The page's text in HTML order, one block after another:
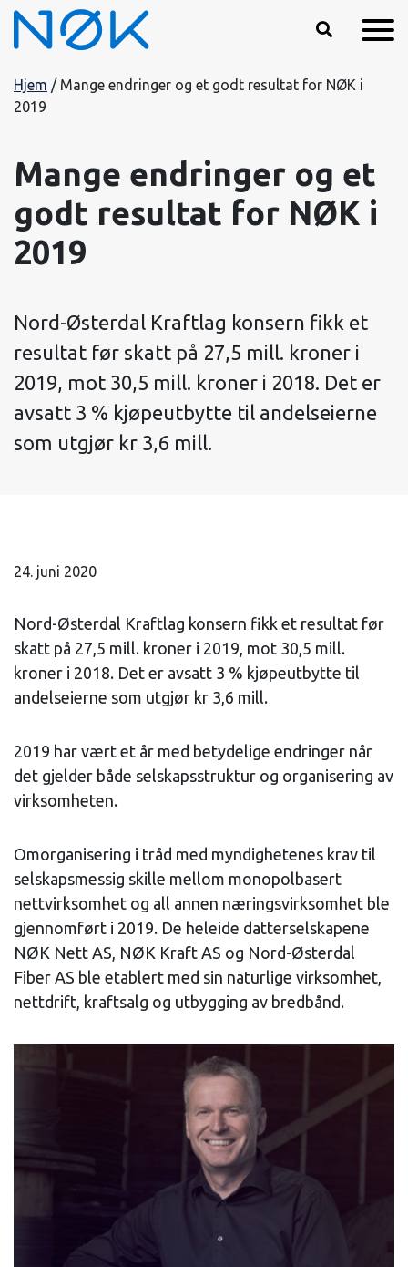
Hopp til hovedinnhold
Hjem / Mange endringer og et godt resultat for NØK i
2019
Mange endringer og et
godt resultat for NØK i
2019
Nord-Østerdal Kraftlag konsern fikk et
resultat før skatt på 27,5 mill. kroner i
2019, mot 30,5 mill. kroner i 2018. Det er
avsatt 3 % kjøpeutbytte til andelseierne
som utgjør kr 3,6 mill.
24. juni 2020
Nord-Østerdal Kraftlag konsern fikk et resultat før
skatt på 27,5 mill. kroner i 2019, mot 30,5 mill.
kroner i 2018. Det er avsatt 3 % kjøpeutbytte til
andelseierne som utgjør kr 3,6 mill.
2019 har vært et år med betydelige endringer når
det gjelder både selskapsstruktur og organisering av
virksomheten.
Omorganisering i tråd med myndighetenes krav til
selskapsmessig skille mellom monopolbasert
nettvirksomhet og all annen næringsvirksomhet ble
gjennomført i 2019. De heleide datterselskapene
NØK Nett AS, NØK Kraft AS og Nord-Østerdal
Fiber AS ble etablert med sin naturlige virksomhet,
nettdrift, kraftsalg og utbygging av bredbånd.